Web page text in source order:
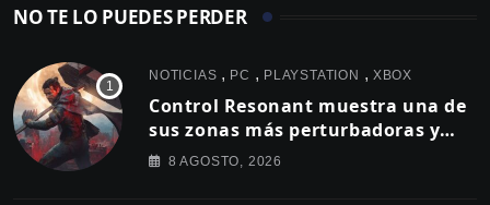
NO TE LO PUEDES PERDER
NOTICIAS , PC , PLAYSTATION , XBOX
Control Resonant muestra una de
sus zonas más perturbadoras y
revela nuevos detalles de su
8 AGOSTO, 2026